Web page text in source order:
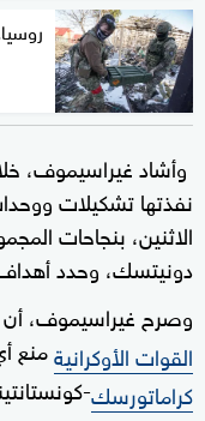
روسيا..
وأشاد غيراسيموف،
نفذتها تشكيلات
الاثنين، بنجاحات
دونيتسك، وحدد
وصرح غيراسيموف،
القوات الأوكرانيةمنع
كراماتورسك-